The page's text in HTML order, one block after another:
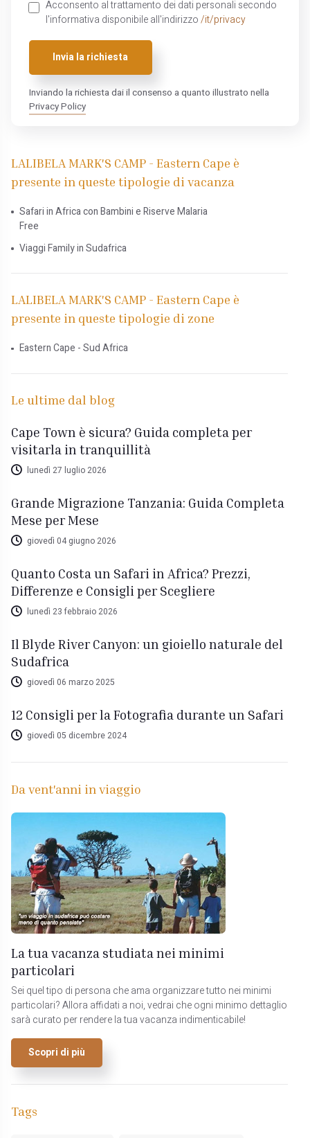
Acconsento al trattamento dei dati personali secondo
l'informativa disponibile all'indirizzo /it/privacy
Invia la richiesta
Inviando la richiesta dai il consenso a quanto illustrato nella
Privacy Policy
LALIBELA MARK'S CAMP - Eastern Cape è
presente in queste tipologie di vacanza
Safari in Africa con Bambini e Riserve Malaria
Free
Viaggi Family in Sudafrica
LALIBELA MARK'S CAMP - Eastern Cape è
presente in queste tipologie di zone
Eastern Cape - Sud Africa
Le ultime dal blog
Cape Town è sicura? Guida completa per
visitarla in tranquillità
lunedì 27 luglio 2026
Grande Migrazione Tanzania: Guida Completa
Mese per Mese
giovedì 04 giugno 2026
Quanto Costa un Safari in Africa? Prezzi,
Differenze e Consigli per Scegliere
lunedì 23 febbraio 2026
Il Blyde River Canyon: un gioiello naturale del
Sudafrica
giovedì 06 marzo 2025
12 Consigli per la Fotografia durante un Safari
giovedì 05 dicembre 2024
Da vent'anni in viaggio
La tua vacanza studiata nei minimi
particolari
Sei quel tipo di persona che ama organizzare tutto nei minimi
particolari? Allora affidati a noi, vedrai che ogni minimo dettaglio
sarà curato per rendere la tua vacanza indimenticabile!
Scopri di più
Tags